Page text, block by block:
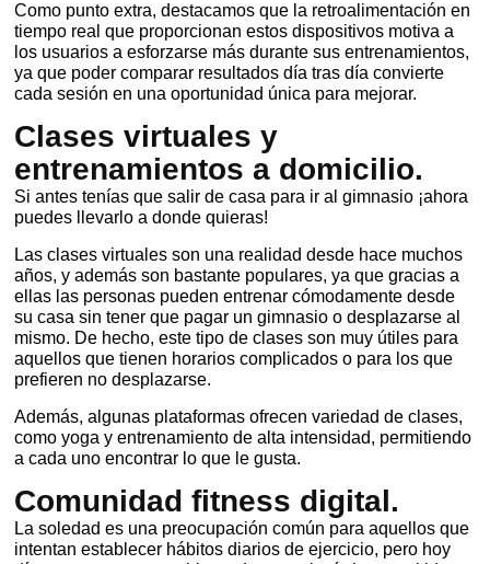
Como punto extra, destacamos que la retroalimentación en
tiempo real que proporcionan estos dispositivos motiva a
los usuarios a esforzarse más durante sus entrenamientos,
ya que poder comparar resultados día tras día convierte
cada sesión en una oportunidad única para mejorar.
Clases virtuales y
entrenamientos a domicilio.
Si antes tenías que salir de casa para ir al gimnasio ¡ahora
puedes llevarlo a donde quieras!
Las clases virtuales son una realidad desde hace muchos
años, y además son bastante populares, ya que gracias a
ellas las personas pueden entrenar cómodamente desde
su casa sin tener que pagar un gimnasio o desplazarse al
mismo. De hecho, este tipo de clases son muy útiles para
aquellos que tienen horarios complicados o para los que
prefieren no desplazarse.
Además, algunas plataformas ofrecen variedad de clases,
como yoga y entrenamiento de alta intensidad, permitiendo
a cada uno encontrar lo que le gusta.
Comunidad fitness digital.
La soledad es una preocupación común para aquellos que
intentan establecer hábitos diarios de ejercicio, pero hoy